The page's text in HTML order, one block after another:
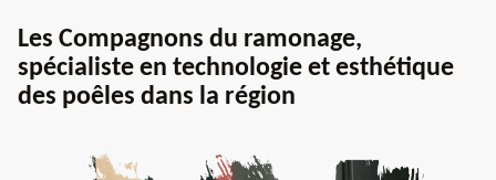
Les Compagnons du ramonage,
spécialiste en technologie et esthétique
des poêles dans la région